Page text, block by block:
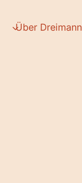
Über Dreimann